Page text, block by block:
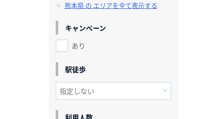
熊本県 の エリアを全て表示する
キャンペーン
あり
駅徒歩